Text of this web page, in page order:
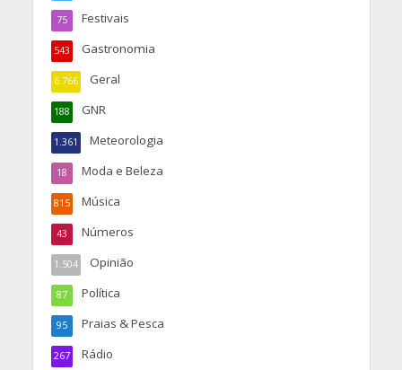
Festivais
75
Gastronomia
543
Geral
6.766
GNR
188
Meteorologia
1.361
Moda e Beleza
18
Música
815
Números
43
Opinião
1.504
Política
87
Praias & Pesca
95
Rádio
267